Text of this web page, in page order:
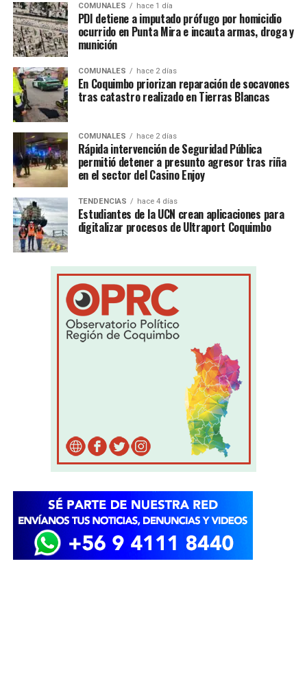
COMUNALES hace 1 día
PDI detiene a imputado prófugo por homicidio
ocurrido en Punta Mira e incauta armas, droga y
munición
COMUNALES hace 2 días
En Coquimbo priorizan reparación de socavones
tras catastro realizado en Tierras Blancas
COMUNALES hace 2 días
Rápida intervención de Seguridad Pública
permitió detener a presunto agresor tras riña
en el sector del Casino Enjoy
TENDENCIAS hace 4 días
Estudiantes de la UCN crean aplicaciones para
digitalizar procesos de Ultraport Coquimbo